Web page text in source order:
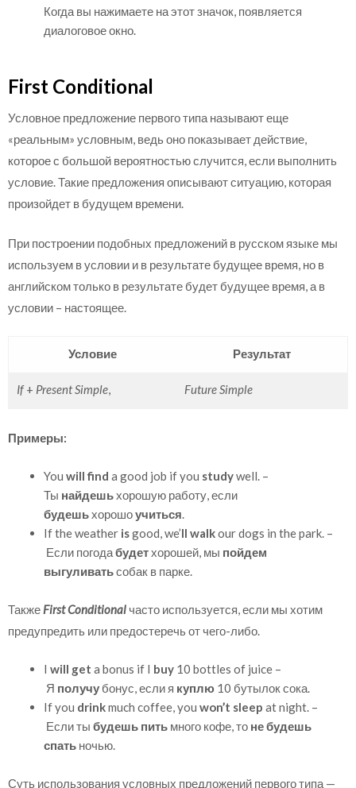
Когда вы нажимаете на этот значок, появляется
диалоговое окно.
First Conditional
Условное предложение первого типа называют еще
«реальным» условным, ведь оно показывает действие,
которое с большой вероятностью случится, если выполнить
условие. Такие предложения описывают ситуацию, которая
произойдет в будущем времени.
При построении подобных предложений в русском языке мы
используем в условии и в результате будущее время, но в
английском только в результате будет будущее время, а в
условии – настоящее.
Условие Результат
If+ Present Simple, Future Simple
Примеры:
You will find a good job if you studywell. –
Ты найдешьхорошую работу, если
будешьхорошоучиться.
If the weather isgood, we’ll walkour dogs in the park. –
Если погодабудетхорошей, мы пойдем
выгуливатьсобак в парке.
Также First Conditional часто используется, если мы хотим
предупредить или предостеречь от чего-либо.
I will get a bonus if I buy 10 bottles of juice –
Я получу бонус, если я куплю 10 бутылок сока.
If you drinkmuch coffee, you won’t sleep at night. –
Если ты будешь пить много кофе, то не будешь
спать ночью.
Суть использования условных предложений первого типа —